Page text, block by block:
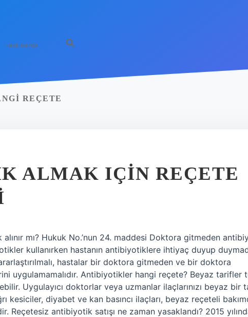
Hakkımızda
REÇETE
ALMAK IÇIN REÇETE
mı? Hukuk No.’nun 24. maddesi Doktora gitmeden
kullanırken hastanın antibiyotiklere ihtiyaç duyup
hastalar bir doktora gitmeden ve bir doktora
uygulamamalıdır. Antibiyotikler hangi reçete? Beyaz tarifler
Uygulayıcı doktorlar veya uzmanlar ilaçlarınızı beyaz bir
kesiciler, diyabet ve kan basıncı ilaçları, beyaz reçeteli
Reçetesiz antibiyotik satışı ne zaman yasaklandı? 2015